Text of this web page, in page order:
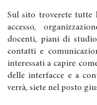
Sul sito troverete tutte
accesso,
docenti, piani di
contatti e
interessati a capire
delle interfacce e a
verrà, siete nel posto